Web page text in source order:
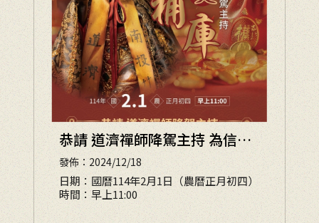
恭請 道濟禪師降駕主持 為信眾
消災補庫
發佈：2024/12/18
日期：國曆114年2月1日（農曆正月初四）
時間：早上11:00